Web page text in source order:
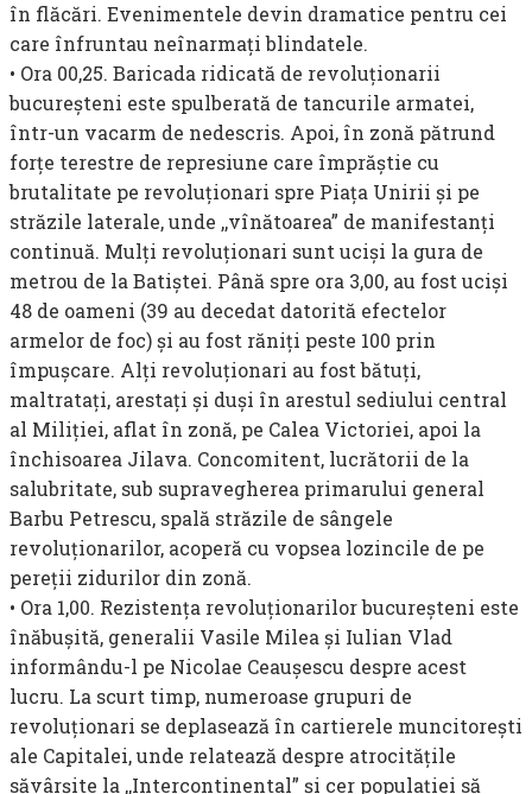
în flăcări. Evenimentele devin dramatice pentru cei
care înfruntau neînarmaţi blindatele.
• Ora 00,25. Baricada ridicată de revoluţionarii
bucureşteni este spulberată de tancurile armatei,
într-un vacarm de nedescris. Apoi, în zonă pătrund
forţe terestre de represiune care împrăştie cu
brutalitate pe revoluţionari spre Piaţa Unirii şi pe
străzile laterale, unde ,,vînătoarea” de manifestanţi
continuă. Mulţi revoluţionari sunt ucişi la gura de
metrou de la Batiştei. Până spre ora 3,00, au fost ucişi
48 de oameni (39 au decedat datorită efectelor
armelor de foc) şi au fost răniţi peste 100 prin
împuşcare. Alţi revoluţionari au fost bătuţi,
maltrataţi, arestaţi şi duşi în arestul sediului central
al Miliţiei, aflat în zonă, pe Calea Victoriei, apoi la
închisoarea Jilava. Concomitent, lucrătorii de la
salubritate, sub supravegherea primarului general
Barbu Petrescu, spală străzile de sângele
revoluţionarilor, acoperă cu vopsea lozincile de pe
pereţii zidurilor din zonă.
• Ora 1,00. Rezistenţa revoluţionarilor bucureşteni este
înăbuşită, generalii Vasile Milea şi Iulian Vlad
informându-l pe Nico­lae Ceauşescu despre acest
lucru. La scurt timp, numeroase grupuri de
revoluţionari se deplasează în cartierele muncitoreşti
ale Capitalei, unde relatează despre atrocităţile
săvârşite la ,,Intercontinental” şi cer populaţiei să